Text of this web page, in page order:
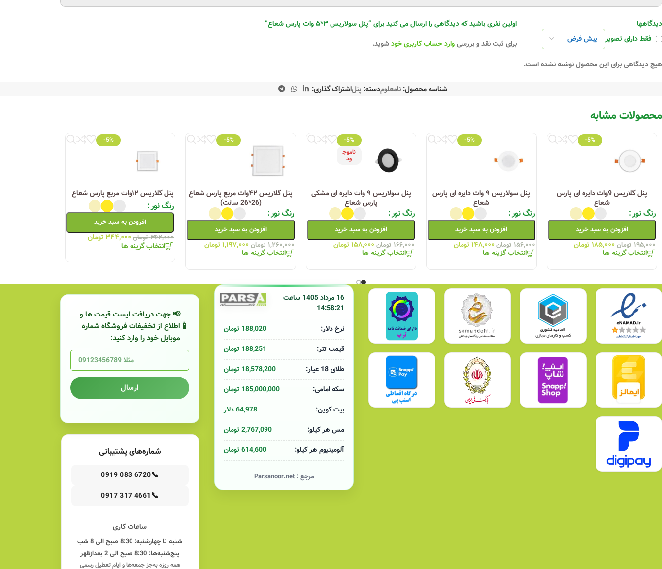
چیدمان چیپ
3000K, 4000K, 6500K
شاخص نمود رنگ
3x300Lm
فلیکر
شکل
پليمر فرآوري شده
رنگ بدنه
درایور
درایور داخلی (ِDOB)
هیت سینک
آلومینیوم با رنگ پودری الکترواستاتیک
ابعاد حفره
60x202mm
229x87x42mm
تعداد در کارتن
دیدگاهها
فقط دارای تصویر
هیچ دیدگاهی برای این محصول نوشته نشده است.
اولین نفری باشید که دیدگاهی را ارسال می کنید برای “پنل سولاریس ۳*۵ وات پارس شعاع”
برای ثبت نقد و بررسیوارد حساب کاربری خودشوید.
شناسه محصول:نامعلومدسته: پنلاشتراک گذاری:
محصولات مشابه
-5%
پنل گلاریس 9وات دایره ای پارس
شعاع
رنگ نور
افزودن به سبد خرید
۱۹۵,۰۰۰ تومان ۱۸۵,۰۰۰ تومان
انتخاب گزینه ها
-5%
پنل سولاریس ۹ وات دایره ای پارس
شعاع
رنگ نور
افزودن به سبد خرید
۱۵۶,۰۰۰ تومان ۱۴۸,۰۰۰ تومان
انتخاب گزینه ها
-5%
ناموج
ود
پنل سولاریس ۹ وات دایره ای مشکی
پارس شعاع
رنگ نور
افزودن به سبد خرید
۱۶۶,۰۰۰ تومان ۱۵۸,۰۰۰ تومان
انتخاب گزینه ها
-5%
پنل گلاریس ۴۲وات مربع پارس شعاع
(26*26 سانت)
رنگ نور
افزودن به سبد خرید
۱,۲۶۰,۰۰۰ تومان ۱,۱۹۷,۰۰۰ تومان
انتخاب گزینه ها
-5%
پنل گلاریس ۱۲وات مربع پارس شعاع
رنگ نور
افزودن به سبد خرید
۳۶۲,۰۰۰ تومان ۳۴۴,۰۰۰ تومان
انتخاب گزینه ها
16 مرداد 1405 ساعت
14:58:21
نرخ دلار:
188,020 تومان
قیمت تتر:
188,251 تومان
طلای 18 عیار:
18,578,200 تومان
سکه امامی:
185,000,000 تومان
بیت کوین:
64,978 دلار
مس هر کیلو:
2,767,090 تومان
آلومینیوم هر کیلو:
614,600 تومان
مرجع :Parsanoor.net
📢 جهت دریافت لیست قیمت ها و
اطلاع از تخفیفات فروشگاه شماره
موبایل خود را وارد کنید:
ارسال
شماره‌های پشتیبانی
📞
0919 083 6720
📞
0917 317 4661
ساعات کاری
شنبه تا چهارشنبه: 8:30 صبح الی 8 شب
پنج‌شنبه‌ها: 8:30 صبح الی 2 بعدازظهر
همه روزه به‌جز جمعه‌ها و ایام تعطیل رسمی